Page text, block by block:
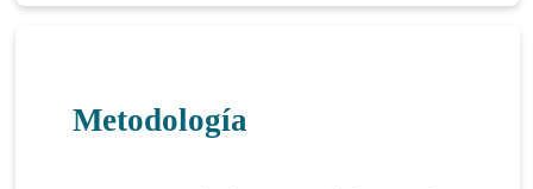
Metodología